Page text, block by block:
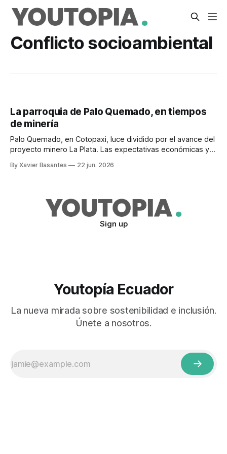
Conflicto socioambiental
La parroquia de Palo Quemado, en tiempos
de minería
Palo Quemado, en Cotopaxi, luce dividido por el avance del
proyecto minero La Plata. Las expectativas económicas y
By Xavier Basantes 22 jun. 2026
Sign up
Youtopía Ecuador
La nueva mirada sobre sostenibilidad e inclusión.
Únete a nosotros.